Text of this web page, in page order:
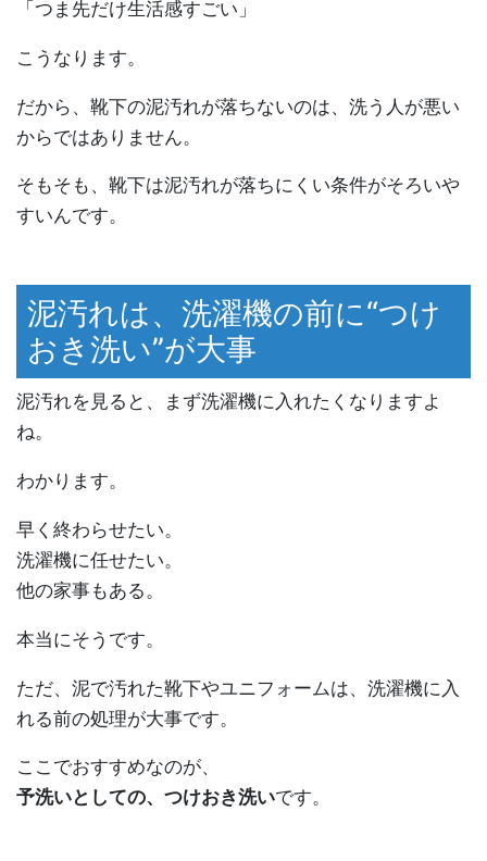
「つま先だけ生活感すごい」
こうなります。
だから、靴下の泥汚れが落ちないのは、洗う人が悪い
からではありません。
そもそも、靴下は泥汚れが落ちにくい条件がそろいや
すいんです。
泥汚れは、洗濯機の前に“つけ
おき洗い”が大事
泥汚れを見ると、まず洗濯機に入れたくなりますよ
ね。
わかります。
早く終わらせたい。
洗濯機に任せたい。
他の家事もある。
本当にそうです。
ただ、泥で汚れた靴下やユニフォームは、洗濯機に入
れる前の処理が大事です。
ここでおすすめなのが、
予洗いとしての、つけおき洗いです。